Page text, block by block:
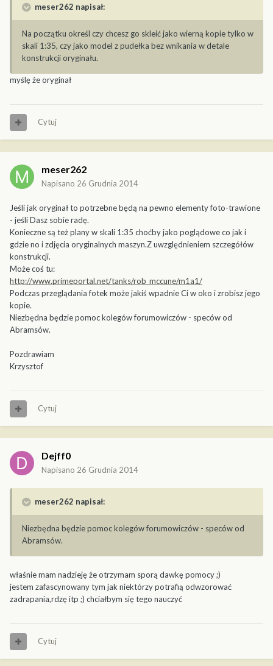
meser262 napisał:
Na początku określ czy chcesz go skleić jako wierną kopie tylko w
skali 1:35, czy jako model z pudełka bez wnikania w detale
konstrukcji oryginału.
myślę że oryginał
Cytuj
meser262
Napisano 26 Grudnia 2014
Jeśli jak oryginał to potrzebne będą na pewno elementy foto-trawione
- jeśli Dasz sobie radę.
Konieczne są też plany w skali 1:35 choćby jako poglądowe co jak i
gdzie no i zdjęcia oryginalnych maszyn.Z uwzględnieniem szczegółów
konstrukcji.
Może coś tu:
http://www.primeportal.net/tanks/rob_mccune/m1a1/
Podczas przeglądania fotek może jakiś wpadnie Ci w oko i zrobisz jego
kopie.
Niezbędna będzie pomoc kolegów forumowiczów - speców od
Abramsów.
Pozdrawiam
Krzysztof
Cytuj
Dejff0
Napisano 26 Grudnia 2014
meser262 napisał:
Niezbędna będzie pomoc kolegów forumowiczów - speców od
Abramsów.
właśnie mam nadzieję że otrzymam sporą dawkę pomocy ;)
jestem zafascynowany tym jak niektórzy potrafią odwzorować
zadrapania,rdzę itp ;) chciałbym się tego nauczyć
Cytuj